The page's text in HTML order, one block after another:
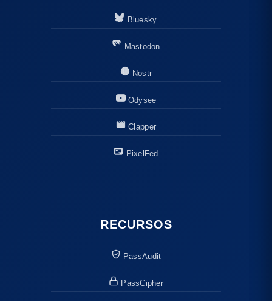
Bluesky
Mastodon
Nostr
Odysee
Clapper
PixelFed
RECURSOS
PassAudit
PassCipher